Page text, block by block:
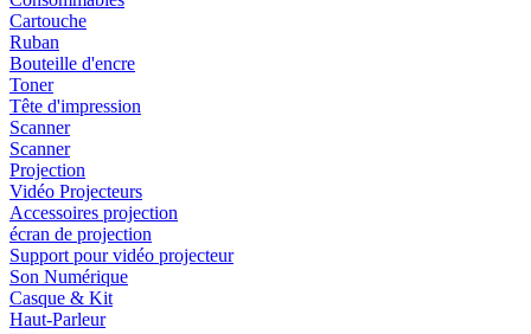
Cartouche
Ruban
Bouteille d'encre
Toner
Tête d'impression
Scanner
Scanner
Projection
Vidéo Projecteurs
Accessoires projection
écran de projection
Support pour vidéo projecteur
Son Numérique
Casque & Kit
Haut-Parleur